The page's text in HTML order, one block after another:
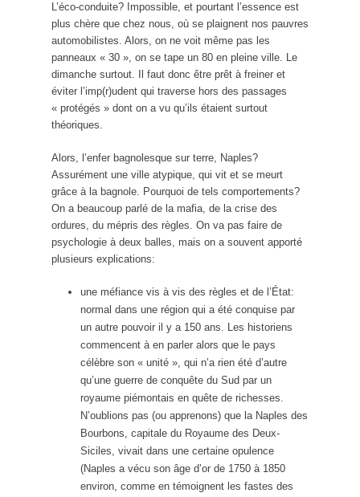
L’éco-conduite? Impossible, et pourtant l’essence est
plus chère que chez nous, où se plaignent nos pauvres
automobilistes. Alors, on ne voit même pas les
panneaux « 30 », on se tape un 80 en pleine ville. Le
dimanche surtout. Il faut donc être prêt à freiner et
éviter l’imp(r)udent qui traverse hors des passages
« protégés » dont on a vu qu’ils étaient surtout
théoriques.
Alors, l’enfer bagnolesque sur terre, Naples?
Assurément une ville atypique, qui vit et se meurt
grâce à la bagnole. Pourquoi de tels comportements?
On a beaucoup parlé de la mafia, de la crise des
ordures, du mépris des règles. On va pas faire de
psychologie à deux balles, mais on a souvent apporté
plusieurs explications:
une méfiance vis à vis des règles et de l’État:
normal dans une région qui a été conquise par
un autre pouvoir il y a 150 ans. Les historiens
commencent à en parler alors que le pays
célèbre son « unité », qui n’a rien été d’autre
qu’une guerre de conquête du Sud par un
royaume piémontais en quête de richesses.
N’oublions pas (ou apprenons) que la Naples des
Bourbons, capitale du Royaume des Deux-
Siciles, vivait dans une certaine opulence
(Naples a vécu son âge d’or de 1750 à 1850
environ, comme en témoignent les fastes des